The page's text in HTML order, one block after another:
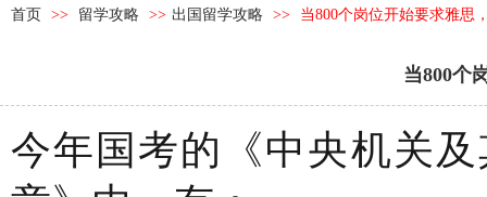
首页 >> 留学攻略 >> 出国留学攻略 >> 当800个岗位开始要求雅思
当800个
今年国考的《中央机关